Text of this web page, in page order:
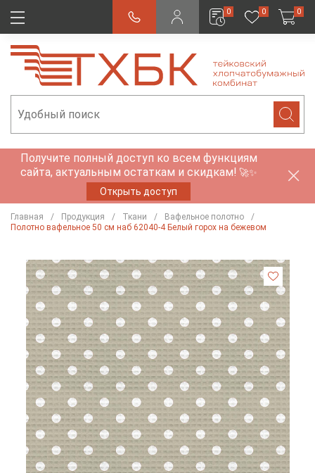
0 0 0
Получите полный доступ ко всем функциям
сайта, актуальным остаткам и скидкам! 🚀✨
Открыть доступ
Главная Продукция Ткани
Вафельное полотно
Полотно вафельное 50 см наб 62040-4 Белый горох на бежевом